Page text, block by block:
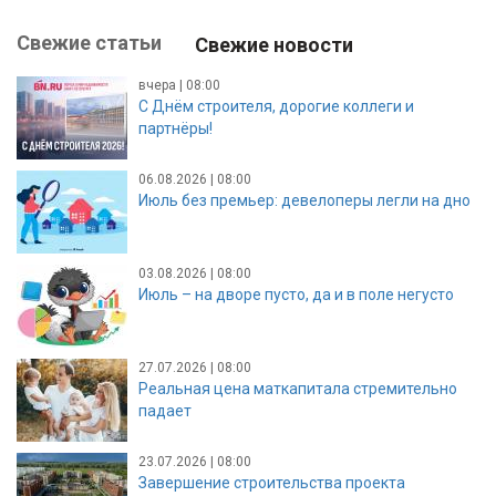
Свежие статьи Свежие новости
вчера | 08:00
С Днём строителя, дорогие коллеги и
партнёры!
06.08.2026 | 08:00
Июль без премьер: девелоперы легли на дно
03.08.2026 | 08:00
Июль – на дворе пусто, да и в поле негусто
27.07.2026 | 08:00
Реальная цена маткапитала стремительно
падает
23.07.2026 | 08:00
Завершение строительства проекта